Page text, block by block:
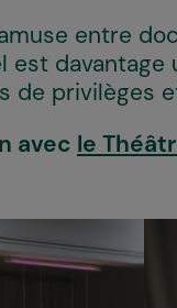
entre
est davantage
de privilèges
avec le